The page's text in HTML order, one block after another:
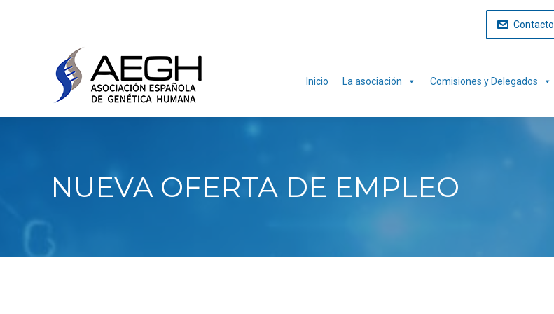
Contacto
Inicio La asociación Comisiones y Delegados
NUEVA OFERTA DE EMPLEO